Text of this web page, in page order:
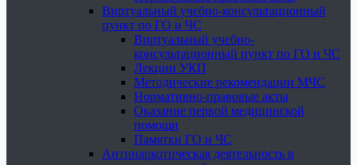
Виртуальный учебно-консультационный
пункт по ГО и ЧС
Виртуальный учебно-
консультационный пункт по ГО и ЧС
Лекции УКП
Методические рекомендации МЧС
Нормативно-правовые акты
Оказание первой медицинской
помощи
Памятки ГО и ЧС
Антинаркотическая деятельность в